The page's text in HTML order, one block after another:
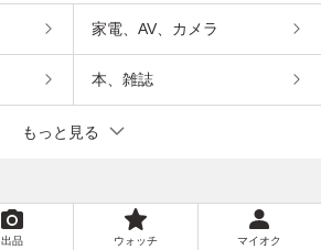
家電、AV、カメラ
本、雑誌
もっと見る
出品 ウォッチ マイオク